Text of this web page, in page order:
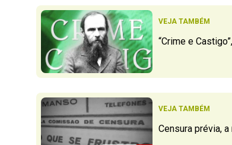
VEJA TAMBÉM
“Crime e
VEJA TAMBÉM
Censura prévia,